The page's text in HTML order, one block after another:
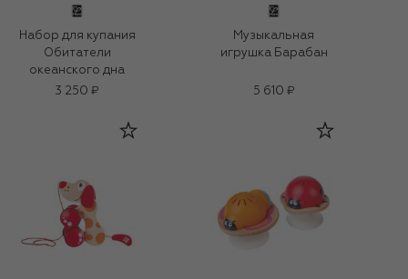
Набор для купания
Обитатели
океанского дна
3 250 ₽
Музыкальная
игрушка Барабан
5 610 ₽